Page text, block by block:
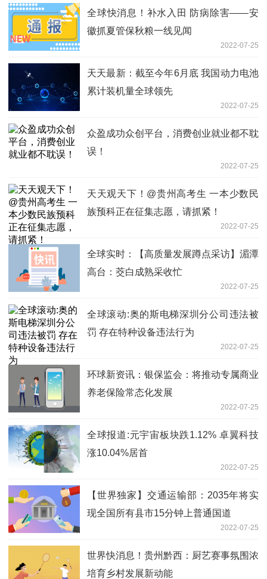
全球快消息！补水入田 防病除害——安
徽抓夏管保秋粮一线见闻
2022-07-25
天天最新：截至今年6月底 我国动力电池
累计装机量全球领先
2022-07-25
众盈成功众创平台，消费创业就业都不耽
误！
2022-07-25
天天观天下！@贵州高考生 一本少数民
族预科正在征集志愿，请抓紧！
2022-07-25
全球实时：【高质量发展蹲点采访】湄潭
高台：茭白成熟采收忙
2022-07-25
全球滚动:奥的斯电梯深圳分公司违法被
罚 存在特种设备违法行为
2022-07-25
环球新资讯：银保监会：将推动专属商业
养老保险常态化发展
2022-07-25
全球报道:元宇宙板块跌1.12% 卓翼科技
涨10.04%居首
2022-07-25
【世界独家】交通运输部：2035年将实
现全国所有县市15分钟上普通国道
2022-07-25
世界快消息！贵州黔西：厨艺赛事氛围浓
培育乡村发展新动能